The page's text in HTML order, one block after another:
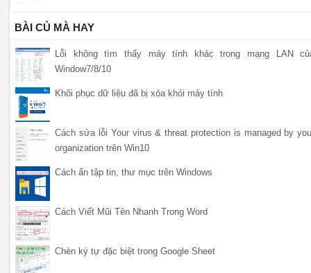
BÀI CỦ MÀ HAY
Lỗi không tìm thấy máy tính khác trong mạng LAN
Window7/8/10
Khôi phục dữ liệu đã bị xóa khỏi máy tính
Cách sửa lỗi Your virus & threat protection is managed by
organization trên Win10
Cách ẩn tập tin, thư mục trên Windows
Cách Viết Mũi Tên Nhanh Trong Word
Chèn ký tự đặc biệt trong Google Sheet